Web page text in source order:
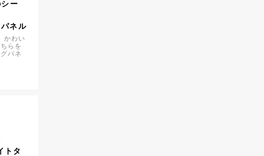
ー
ネル
かわい
らを
パネ
トタ